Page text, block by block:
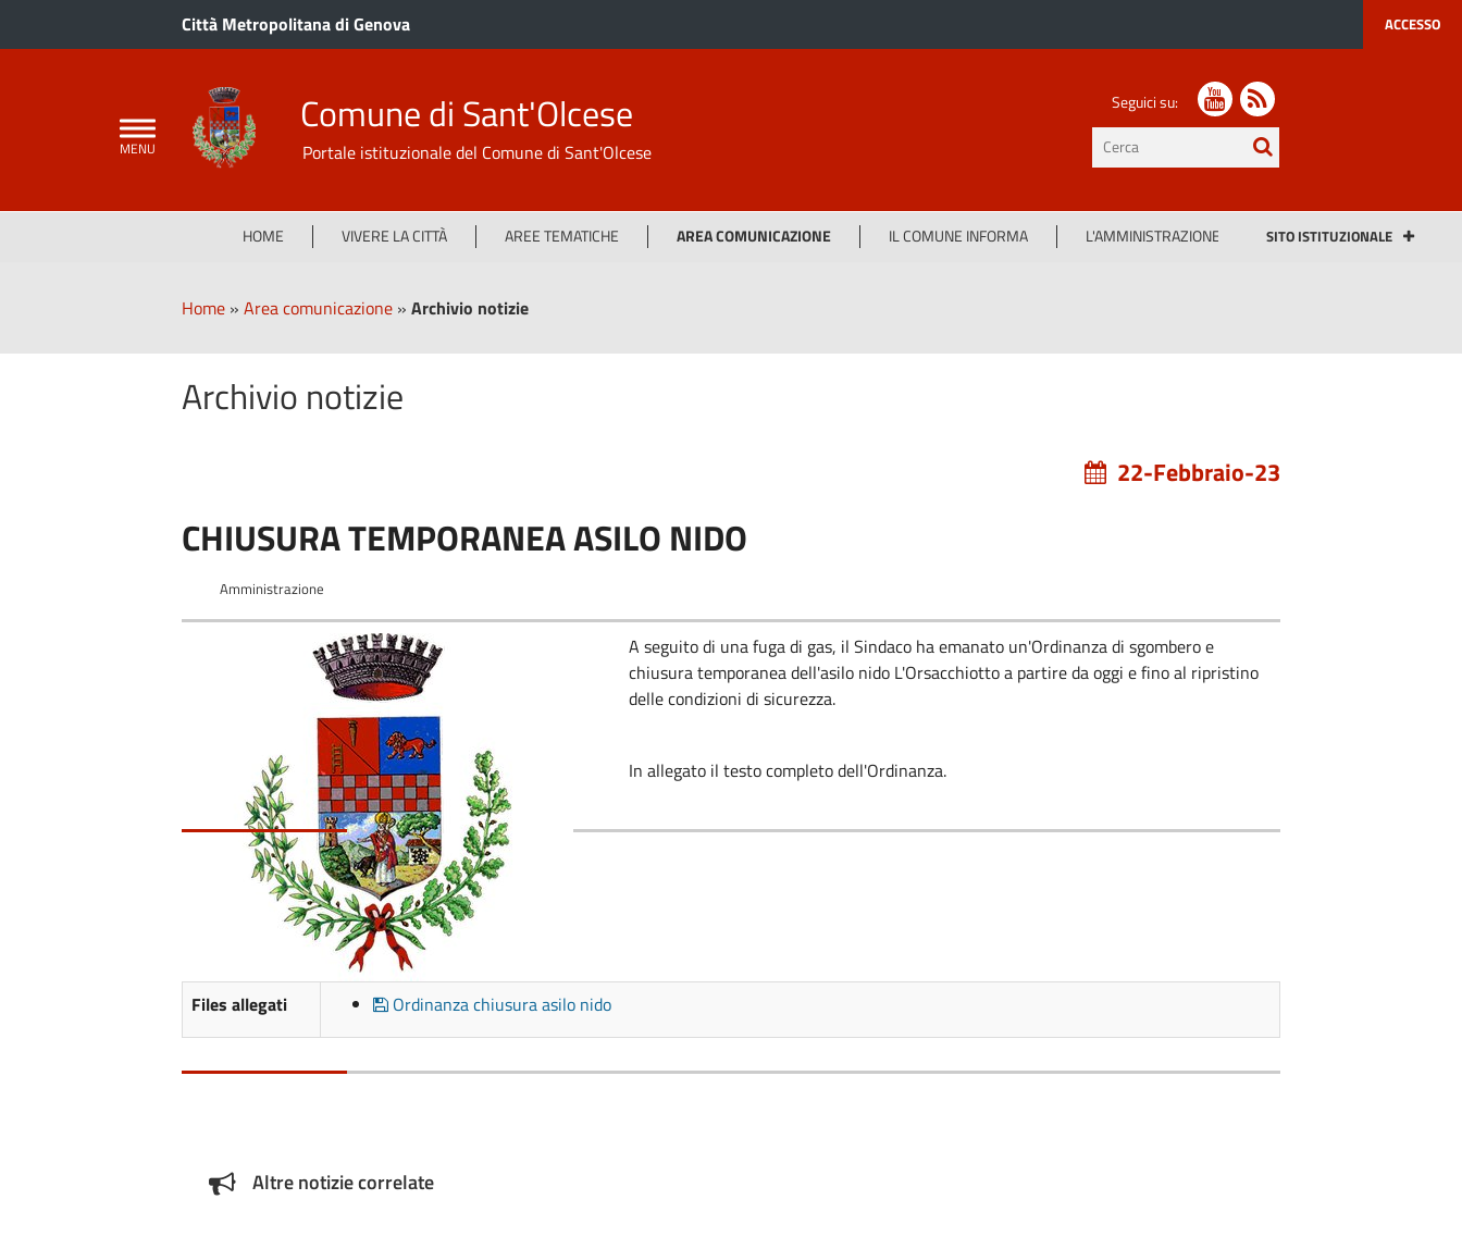
Città Metropolitana di Genova ACCESSO
Comune di Sant'Olcese
Portale istituzionale del Comune di Sant'Olcese
Seguici su:
testo
da
HOME VIVERE LA CITTÀ AREE TEMATICHE AREA COMUNICAZIONE IL COMUNE INFORMA L'AMMINISTRAZIONE SITO ISTITUZIONALE
Home » Area comunicazione » Archivio notizie
Archivio notizie
22-Febbraio-23
CHIUSURA TEMPORANEA ASILO NIDO
Amministrazione
A seguito di una fuga di gas, il Sindaco ha emanato un'Ordinanza di sgombero e
chiusura temporanea dell'asilo nido L'Orsacchiotto a partire da oggi e fino al ripristino
delle condizioni di sicurezza.
In allegato il testo completo dell'Ordinanza.
Files allegati Ordinanza chiusura asilo nido
Altre notizie correlate